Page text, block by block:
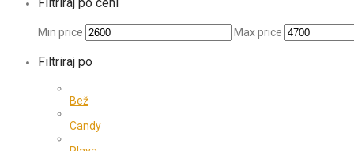
Min price Max price
Filtriraj po
Bež
Candy